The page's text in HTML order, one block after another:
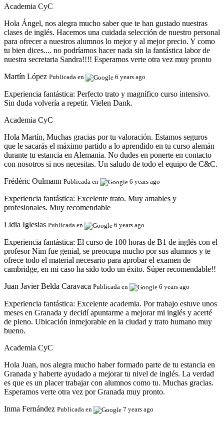
Academia CyC
Hola Ángel, nos alegra mucho saber que te han gustado nuestras
clases de inglés. Hacemos una cuidada selección de nuestro personal
para ofrecer a nuestros alumnos lo mejor y al mejor precio. Y como
tu bien dices.... no podríamos hacer nada sin la fantástica labor de
nuestra secretaria Sandra!!!! Esperamos verte otra vez muy pronto
Martín López Publicada en 6 years ago
Experiencia fantástica: Perfecto trato y magnífico curso intensivo.
Sin duda volvería a repetir. Vielen Dank.
Academia CyC
Hola Martín, Muchas gracias por tu valoración. Estamos seguros
que le sacarás el máximo partido a lo aprendido en tu curso alemán
durante tu estancia en Alemania. No dudes en ponerte en contacto
con nosotros si nos necesitas. Un saludo de todo el equipo de C&C.
Frédéric Oulmann Publicada en 6 years ago
Experiencia fantástica: Excelente trato. Muy amables y
profesionales. Muy recomendable
Lidia Iglesias Publicada en 6 years ago
Experiencia fantástica: El curso de 100 horas de B1 de inglés con el
profesor Nim fue genial, se preocupa mucho por sus alumnos y te
ofrece todo el material necesario para aprobar el examen de
cambridge, en mi caso ha sido todo un éxito. Súper recomendable!!
Juan Javier Belda Caravaca Publicada en 6 years ago
Experiencia fantástica: Excelente academia. Por trabajo estuve unos
meses en Granada y decidí apuntarme a mejorar mi inglés y acerté
de pleno. Ubicación inmejorable en la ciudad y trato humano muy
bueno.
Academia CyC
Hola Juan, nos alegra mucho haber formado parte de tu estancia en
Granada y haberte ayudado a mejorar tu nivel de inglés. La verdad
es que es un placer trabajar con alumnos como tu. Muchas gracias.
Esperamos verte otra vez por Granada muy pronto.
Inma Fernández Publicada en 7 years ago